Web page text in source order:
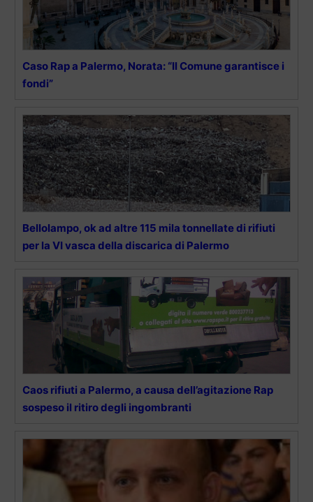
Caso Rap a Palermo, Norata: “Il Comune garantisce i
fondi”
Bellolampo, ok ad altre 115 mila tonnellate di rifiuti
per la VI vasca della discarica di Palermo
Caos rifiuti a Palermo, a causa dell’agitazione Rap
sospeso il ritiro degli ingombranti